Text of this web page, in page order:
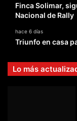
Finca Solimar,
Nacional de Rally
hace 6 días
Triunfo en casa
Lo más